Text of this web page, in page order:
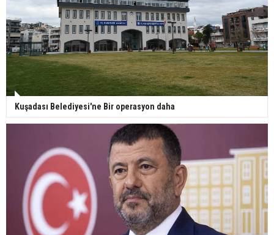
Kuşadası Belediyesi'ne Bir operasyon daha